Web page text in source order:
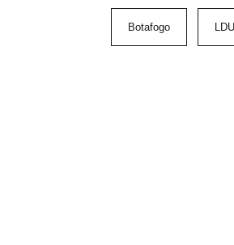
Botafogo LDU